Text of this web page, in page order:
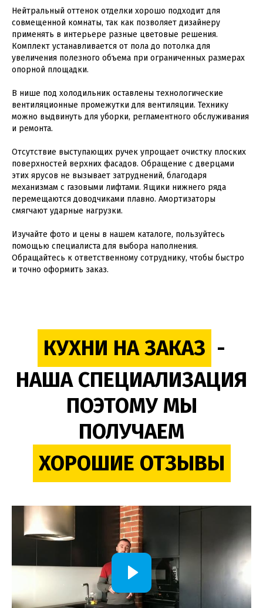
Нейтральный оттенок отделки хорошо подходит для
совмещенной комнаты, так как позволяет дизайнеру
применять в интерьере разные цветовые решения.
Комплект устанавливается от пола до потолка для
увеличения полезного объема при ограниченных размерах
опорной площадки.
В нише под холодильник оставлены технологические
вентиляционные промежутки для вентиляции. Технику
можно выдвинуть для уборки, регламентного обслуживания
и ремонта.
Отсутствие выступающих ручек упрощает очистку плоских
поверхностей верхних фасадов. Обращение с дверцами
этих ярусов не вызывает затруднений, благодаря
механизмам с газовыми лифтами. Ящики нижнего ряда
перемещаются доводчиками плавно. Амортизаторы
смягчают ударные нагрузки.
Изучайте фото и цены в нашем каталоге, пользуйтесь
помощью специалиста для выбора наполнения.
Обращайтесь к ответственному сотруднику, чтобы быстро
и точно оформить заказ.
КУХНИ НА ЗАКАЗ -
НАША СПЕЦИАЛИЗАЦИЯ
ПОЭТОМУ МЫ
ПОЛУЧАЕМ
ХОРОШИЕ ОТЗЫВЫ